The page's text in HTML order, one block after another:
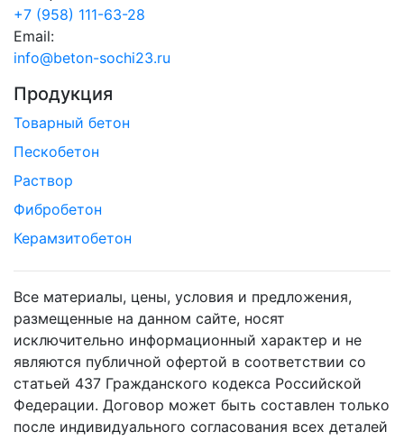
+7 (958) 111-63-28
Email:
info@beton-sochi23.ru
Продукция
Товарный бетон
Пескобетон
Раствор
Фибробетон
Керамзитобетон
Все материалы, цены, условия и предложения,
размещенные на данном сайте, носят
исключительно информационный характер и не
являются публичной офертой в соответствии со
статьей 437 Гражданского кодекса Российской
Федерации. Договор может быть составлен только
после индивидуального согласования всех деталей